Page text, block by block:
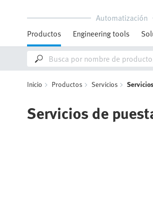
Automatización
Productos
Engineering tools
Inicio Productos Servicios
Servicios de